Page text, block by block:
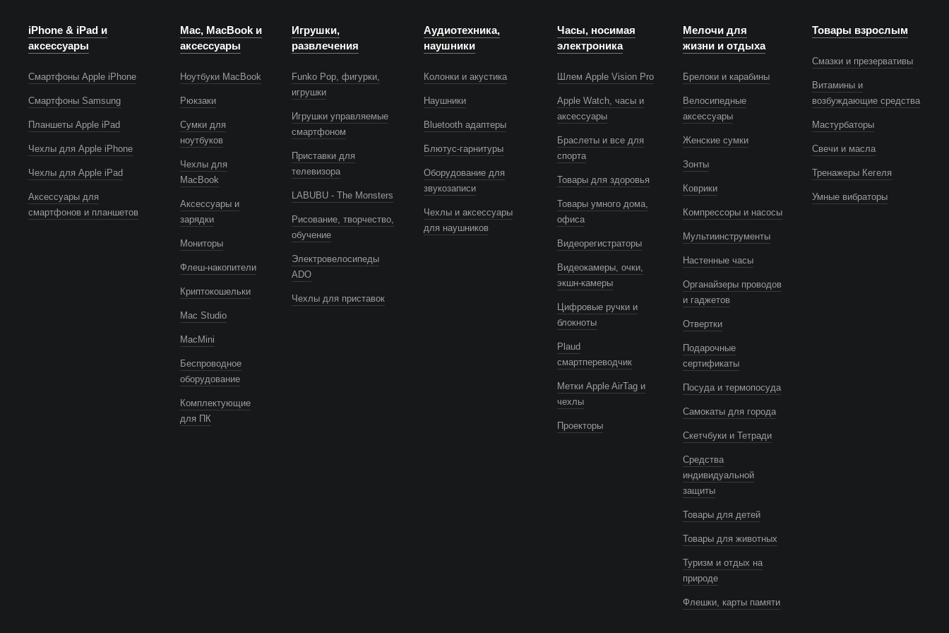
iPhone & iPad и
аксессуары
Смартфоны Apple iPhone
Смартфоны Samsung
Планшеты Apple iPad
Чехлы для Apple iPhone
Чехлы для Apple iPad
Аксессуары для
смартфонов и планшетов
Mac, MacBook и
аксессуары
Ноутбуки MacBook
Рюкзаки
Сумки для
ноутбуков
Чехлы для
MacBook
Аксессуары и
зарядки
Мониторы
Флеш-накопители
Криптокошельки
Mac Studio
MacMini
Беспроводное
оборудование
Комплектующие
для ПК
Игрушки,
развлечения
Funko Pop, фигурки,
игрушки
Игрушки управляемые
смартфоном
Приставки для
телевизора
LABUBU - The Monsters
Рисование, творчество,
обучение
Электровелосипеды
ADO
Чехлы для приставок
Аудиотехника,
наушники
Колонки и акустика
Наушники
Bluetooth адаптеры
Блютус-гарнитуры
Оборудование для
звукозаписи
Чехлы и аксессуары
для наушников
Часы, носимая
электроника
Шлем Apple Vision Pro
Apple Watch, часы и
аксессуары
Браслеты и все для
спорта
Товары для здоровья
Товары умного дома,
офиса
Видеорегистраторы
Видеокамеры, очки,
экшн-камеры
Цифровые ручки и
блокноты
Plaud
смартпереводчик
Метки Apple AirTag и
чехлы
Проекторы
Мелочи для
жизни и отдыха
Брелоки и карабины
Велосипедные
аксессуары
Женские сумки
Зонты
Коврики
Компрессоры и насосы
Мультиинструменты
Настенные часы
Органайзеры проводов
и гаджетов
Отвертки
Подарочные
сертификаты
Посуда и термопосуда
Самокаты для города
Скетчбуки и Тетради
Средства
индивидуальной
защиты
Товары для детей
Товары для животных
Туризм и отдых на
природе
Флешки, карты памяти
Товары взрослым
Смазки и презервативы
Витамины и
возбуждающие средства
Мастурбаторы
Свечи и масла
Тренажеры Кегеля
Умные вибраторы